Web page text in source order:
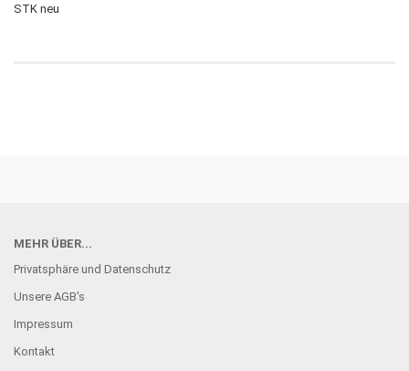
STK neu
MEHR ÜBER...
Privatsphäre und Datenschutz
Unsere AGB's
Impressum
Kontakt